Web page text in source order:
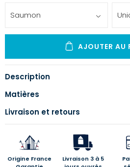
Saumon
AJOUTER AU
Description
Matières
Livraison et retours
Origine France
Livraison 3 à 5